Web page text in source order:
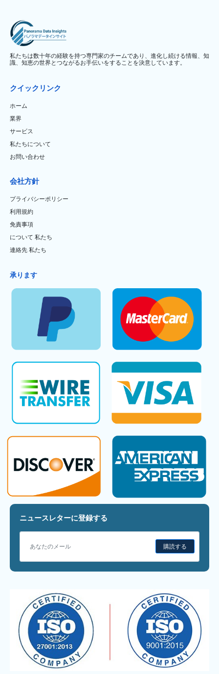
私たちは数十年の経験を持つ専門家のチームであり、進化し続ける情報、知
識、知恵の世界とつながるお手伝いをすることを決意しています。
クイックリンク
ホーム
業界
サービス
私たちについて
お問い合わせ
会社方針
プライバシーポリシー
利用規約
免責事項
について 私たち
連絡先 私たち
承ります
ニュースレターに登録する
購読する